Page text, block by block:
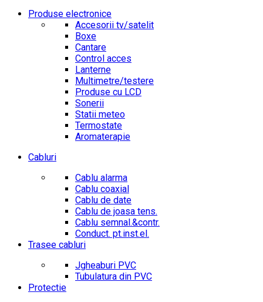
Produse electronice
Accesorii tv/satelit
Boxe
Cantare
Control acces
Lanterne
Multimetre/testere
Produse cu LCD
Sonerii
Statii meteo
Termostate
Aromaterapie
Cabluri
Cablu alarma
Cablu coaxial
Cablu de date
Cablu de joasa tens.
Cablu semnal.&contr.
Conduct. pt.inst.el.
Trasee cabluri
Jgheaburi PVC
Tubulatura din PVC
Protectie